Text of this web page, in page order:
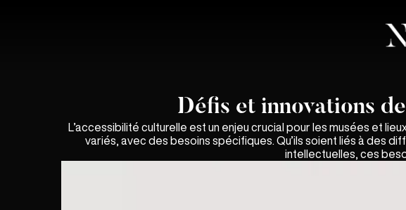
Défis et innovations
L’accessibilité culturelle est un enjeu crucial pour les musées et
variés, avec des besoins spécifiques. Qu’ils soient liés à des
intellectuelles, ces